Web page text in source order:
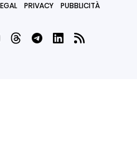
PRIVACY PUBBLICITÀ